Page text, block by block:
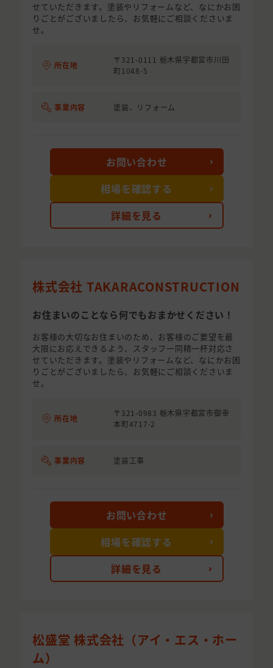
せていただきます。塗装やリフォームなど、なにかお困
りごとがございましたら、お気軽にご相談くださいま
せ。
所在地
〒321-0111 栃木県宇都宮市川田
町1048-5
事業内容 塗装、リフォーム
詳細を見る
お問い合わせ
相場を確認する
株式会社 TAKARACONSTRUCTION
お住まいのことなら何でもおまかせください！
お客様の大切なお住まいのため、お客様のご要望を最
大限にお応えできるよう、スタッフ一同精一杯対応さ
せていただきます。塗装やリフォームなど、なにかお困
りごとがございましたら、お気軽にご相談くださいま
せ。
所在地
〒321-0983 栃木県宇都宮市御幸
本町4717-2
事業内容 塗装工事
詳細を見る
お問い合わせ
相場を確認する
松盛堂 株式会社（アイ・エス・ホー
ム）